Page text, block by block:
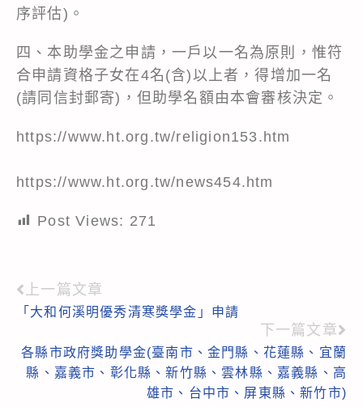
序評估)。
四、本助學金之申請，一戶以一名為原則，惟符
合申請資格子女在4名(含)以上者，得增加一名
(請同信封郵寄)，但助學名額由本會審核決定。
https://www.ht.org.tw/religion153.htm
https://www.ht.org.tw/news454.htm
Post Views: 271
Read
more
articles
上一篇文章
「大和何溪明優秀清寒獎學金」申請
下一篇文章
各縣市政府獎助學金(臺南市、金門縣、花蓮縣、宜蘭
縣、嘉義市、彰化縣、新竹縣、雲林縣、嘉義縣、高
雄市、台中市、屏東縣、新竹市)